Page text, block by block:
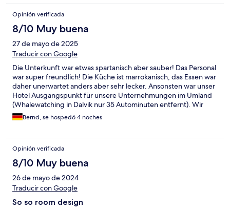
Opinión verificada
8/10 Muy buena
27 de mayo de 2025
Traducir con Google
Die Unterkunft war etwas spartanisch aber sauber! Das Personal
war super freundlich! Die Küche ist marrokanisch, das Essen war
daher unerwartet anders aber sehr lecker. Ansonsten war unser
Hotel Ausgangspunkt für unsere Unternehmungen im Umland
(Whalewatching in Dalvik nur 35 Autominuten entfernt). Wir
haben uns sehr wohl gefühlt. Ich habe es genossen mich unweit
der Kaffeemaschine mit einem Buch oder meinem
Bernd, se hospedó 4 noches
Opinión verificada
8/10 Muy buena
26 de mayo de 2024
Traducir con Google
So so room design